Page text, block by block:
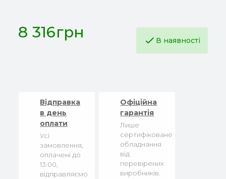
8 316грн В наявності
Відправка
в день
оплати
Усі
замовлення,
оплачені до
13:00,
відправляємо
Офіційна
гарантія
Лише
сертифіковане
обладнання
від
перевірених
виробників.